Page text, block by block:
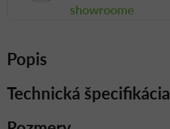
showroome
Popis
Technická špecifikácia